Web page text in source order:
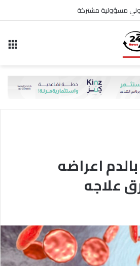
مسؤولية مشتركة
اعراضه
علاجه